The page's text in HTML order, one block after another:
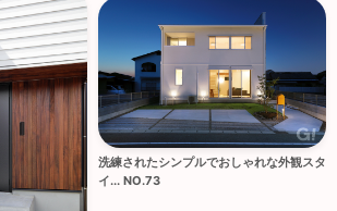
洗練されたシンプルでおしゃれな外観スタ
イ... NO.73